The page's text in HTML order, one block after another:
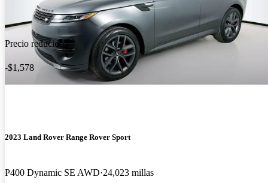
Precio reducido
-$1,578
2023 Land Rover Range Rover Sport
P400 Dynamic SE AWD 24,023 millas